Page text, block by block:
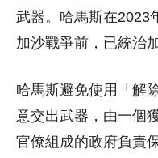
武器。哈馬斯在2023
加沙戰爭前，已統治
哈馬斯避免使用「解
意交出武器，由一個
官僚組成的政府負責